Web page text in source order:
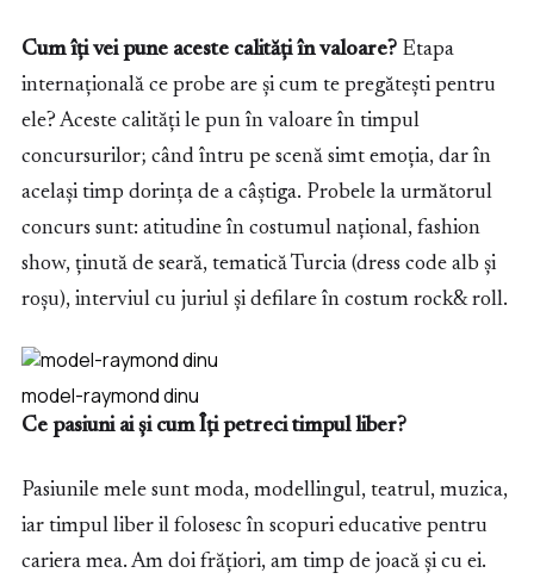
Cum îți vei pune aceste calități în valoare? Etapa
internațională ce probe are și cum te pregătești pentru
ele? Aceste calități le pun în valoare în timpul
concursurilor; când întru pe scenă simt emoția, dar în
același timp dorința de a câștiga. Probele la următorul
concurs sunt: atitudine în costumul național, fashion
show, ținută de seară, tematică Turcia (dress code alb și
roșu), interviul cu juriul și defilare în costum rock& roll.
model-raymond dinu
Ce pasiuni ai și cum Îți petreci timpul liber?
Pasiunile mele sunt moda, modellingul, teatrul, muzica,
iar timpul liber il folosesc în scopuri educative pentru
cariera mea. Am doi frățiori, am timp de joacă și cu ei.